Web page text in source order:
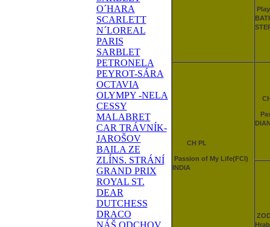
O´HARA
SCARLETT
N´LOREAL
PARIS
SARBLET
PETRONELA
PEYROT-SÁRA
OCTAVIA
OLYMPY -NELA
CESSY
MALABRET
CAR TRÁVNÍK-
JAROŠOV
BAILA ZE
ZLÍNS. STRÁNÍ
GRAND PRIX
ROYAL ST.
DEAR
DUTCHESS
DRACO
CH PL
Passion of My Life(FCI)
INDIA